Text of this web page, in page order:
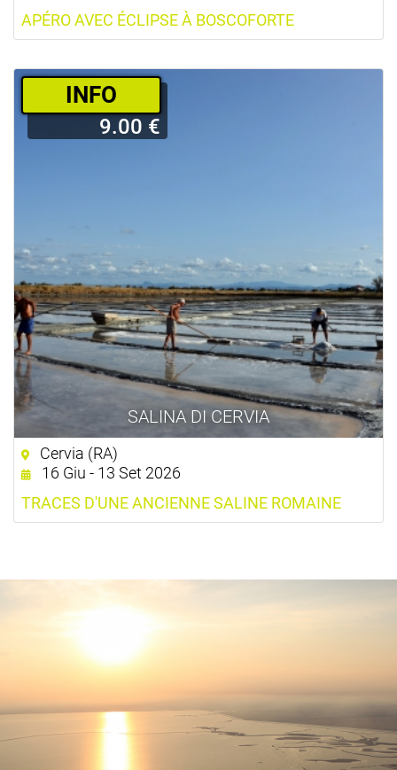
APÉRO AVEC ÉCLIPSE À BOSCOFORTE
SALINA DI CERVIA
­INFO
9.00 €
Cervia (RA)
16 Giu - 13 Set 2026
TRACES D'UNE ANCIENNE SALINE ROMAINE